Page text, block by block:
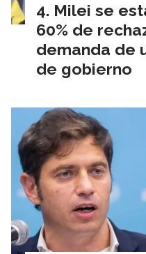
Milei se
60% de
demanda de
de gobierno